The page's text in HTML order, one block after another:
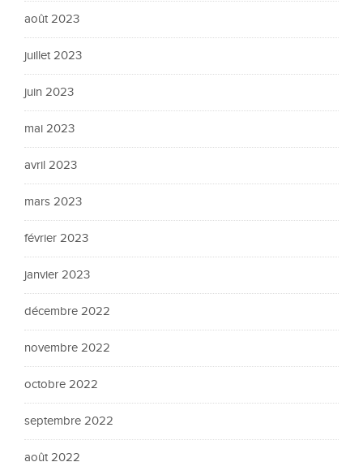
août 2023
juillet 2023
juin 2023
mai 2023
avril 2023
mars 2023
février 2023
janvier 2023
décembre 2022
novembre 2022
octobre 2022
septembre 2022
août 2022